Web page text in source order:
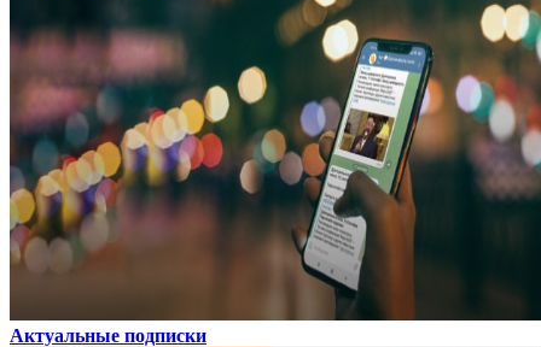
Актуальные подписки